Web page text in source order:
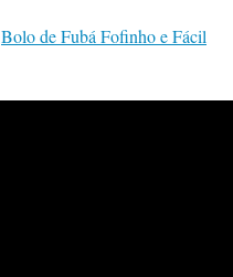
Bolo de Fubá Fofinho e Fácil